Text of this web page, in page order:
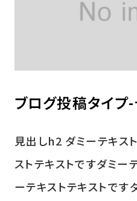
ブログ投稿タイプ
見出しh2 ダミーテキス
ストテキストですダミー
ーテキストテキストです